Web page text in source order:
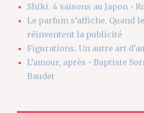
Shiki. 4 saisons au Japon •
Le parfum s’affiche. Quand
réinventent la publicité
Figurations. Un autre art
L’amour, après • Baptiste
Baudet